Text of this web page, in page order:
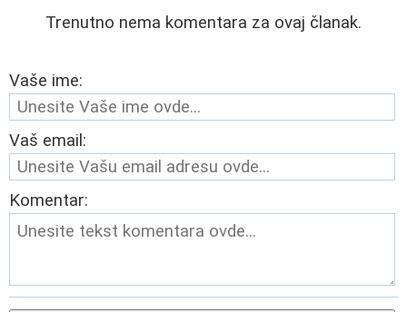
Trenutno nema komentara za ovaj članak.
Vaše ime:
Vaš email:
Komentar: